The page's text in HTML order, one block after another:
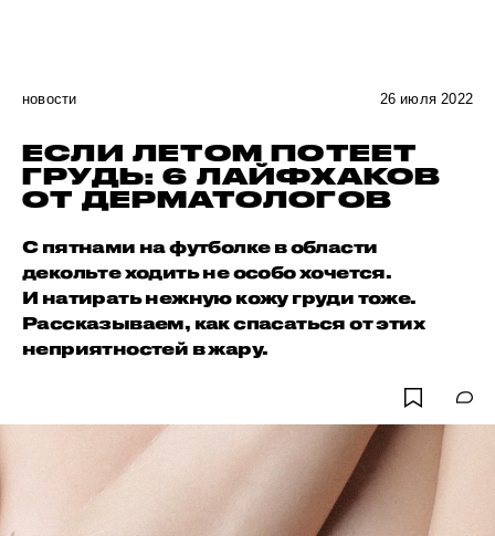
новости 26 июля 2022
ЕСЛИ ЛЕТОМ ПОТЕЕТ
ГРУДЬ: 6 ЛАЙФХАКОВ
ОТ ДЕРМАТОЛОГОВ
С пятнами на футболке в области
декольте ходить не особо хочется.
И натирать нежную кожу груди тоже.
Рассказываем, как спасаться от этих
неприятностей в жару.